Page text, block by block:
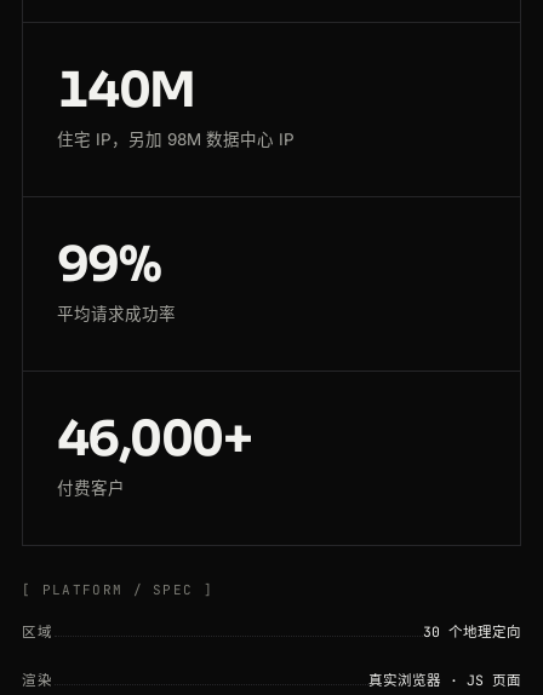
140M
住宅 IP，另加 98M 数据中心 IP
99%
平均请求成功率
46,000+
付费客户
[ PLATFORM / SPEC ]
区域 30 个地理定向
渲染 真实浏览器 · JS 页面